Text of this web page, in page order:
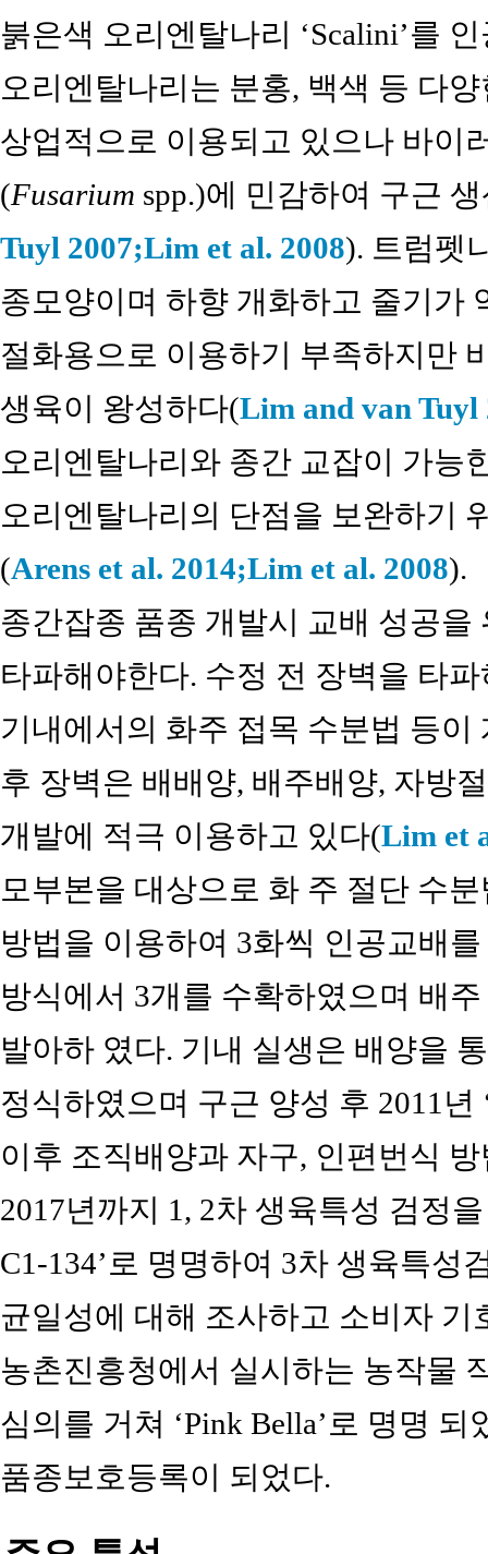
붉은색 오리엔탈나리 ‘Scalini’를
오리엔탈나리는 분홍, 백색 등 다
상업적으로 이용되고 있으나 바이
(Fusarium spp.)에 민감하여 구근
Tuyl 2007;Lim et al. 2008). 트럼펫
종모양이며 하향 개화하고 줄기가
절화용으로 이용하기 부족하지만
생육이 왕성하다(Lim and van Tuyl
오리엔탈나리와 종간 교잡이 가능
오리엔탈나리의 단점을 보완하기
(Arens et al. 2014;Lim et al. 2008).
종간잡종 품종 개발시 교배 성공을
타파해야한다. 수정 전 장벽을 타
기내에서의 화주 접목 수분법 등
후 장벽은 배배양, 배주배양, 자방
개발에 적극 이용하고 있다(Lim et
모부본을 대상으로 화 주 절단 수
방법을 이용하여 3화씩 인공교배
방식에서 3개를 수확하였으며 배
발아하 였다. 기내 실생은 배양을
정식하였으며 구근 양성 후 2011년
이후 조직배양과 자구, 인편번식
2017년까지 1, 2차 생육특성 검정
C1-134’로 명명하여 3차 생육특성
균일성에 대해 조사하고 소비자
농촌진흥청에서 실시하는 농작물
심의를 거쳐 ‘Pink Bella’로 명명
품종보호등록이 되었다.